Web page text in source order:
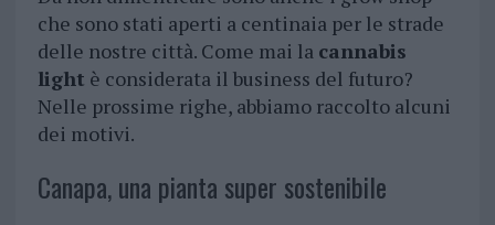
che sono stati aperti a centinaia per le strade
delle nostre città. Come mai la cannabis
light è considerata il business del futuro?
Nelle prossime righe, abbiamo raccolto alcuni
dei motivi.
Canapa, una pianta super sostenibile